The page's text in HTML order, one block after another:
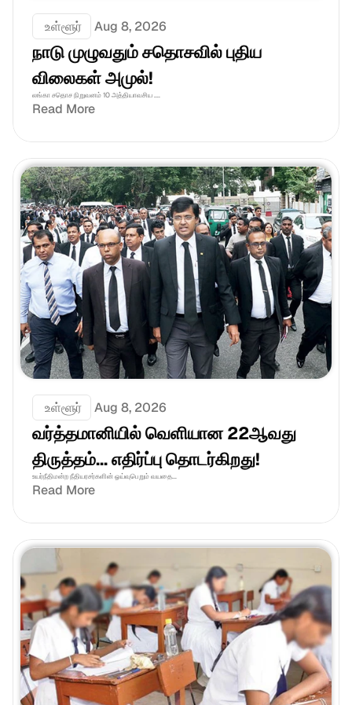
உள்ளூர் Aug 8, 2026
நாடு முழுவதும் சதொசவில் புதிய
விலைகள் அமுல்!
லங்கா சதொச நிறுவனம் 10 அத்தியாவசிய ....
Read More
உள்ளூர் Aug 8, 2026
வர்த்தமானியில் வெளியான 22ஆவது
திருத்தம்... எதிர்ப்பு தொடர்கிறது!
உயர்நீதிமன்ற நீதியரசர்களின் ஓய்வுபெறும் வயதை...
Read More